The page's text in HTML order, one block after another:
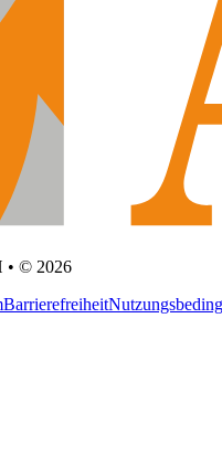
• © 2026
Barrierefreiheit